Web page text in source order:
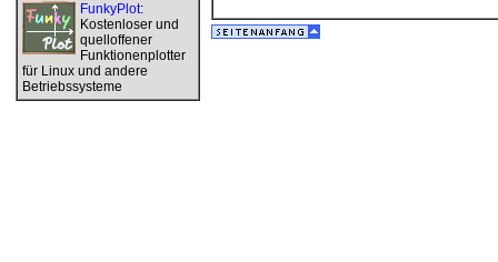
FunkyPlot:
Kostenloser und
quelloffener
Funktionenplotter
für Linux und andere
Betriebssysteme